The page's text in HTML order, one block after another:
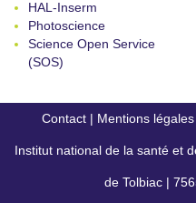
HAL-Inserm
Photoscience
Science Open Service
(SOS)
Contact | Mentions légales
Institut national de la santé et
de Tolbiac |